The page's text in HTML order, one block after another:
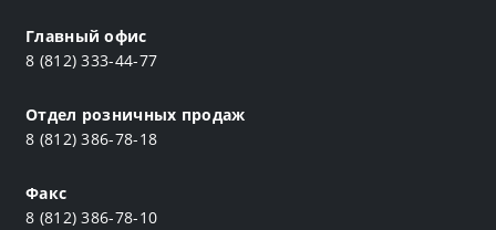
Главный офис
8 (812) 333-44-77
Отдел розничных продаж
8 (812) 386-78-18
Факс
8 (812) 386-78-10